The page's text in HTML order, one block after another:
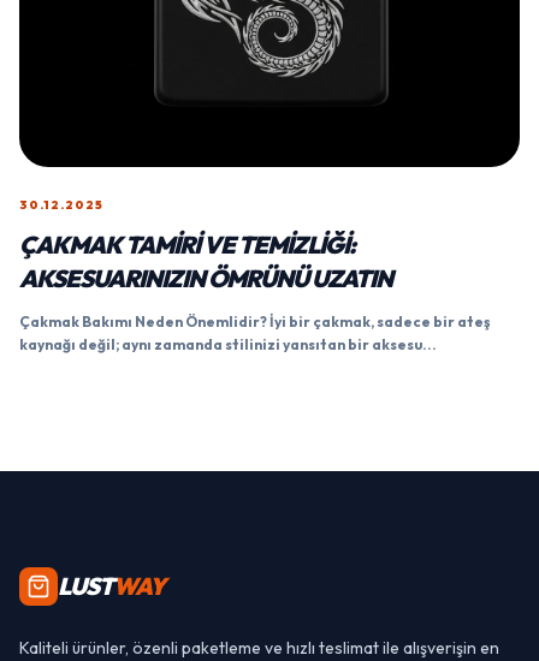
30.12.2025
ÇAKMAK TAMIRI VE TEMIZLIĞI:
AKSESUARINIZIN ÖMRÜNÜ UZATIN
Çakmak Bakımı Neden Önemlidir? İyi bir çakmak, sadece bir ateş
kaynağı değil; aynı zamanda stilinizi yansıtan bir aksesu...
LUSTWAY
Kaliteli ürünler, özenli paketleme ve hızlı teslimat ile alışverişin en